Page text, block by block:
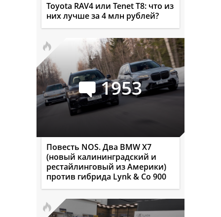
Toyota RAV4 или Tenet T8: что из
них лучше за 4 млн рублей?
1953
Повесть NOS. Два BMW X7
(новый калининградский и
рестайлинговый из Америки)
против гибрида Lynk & Co 900